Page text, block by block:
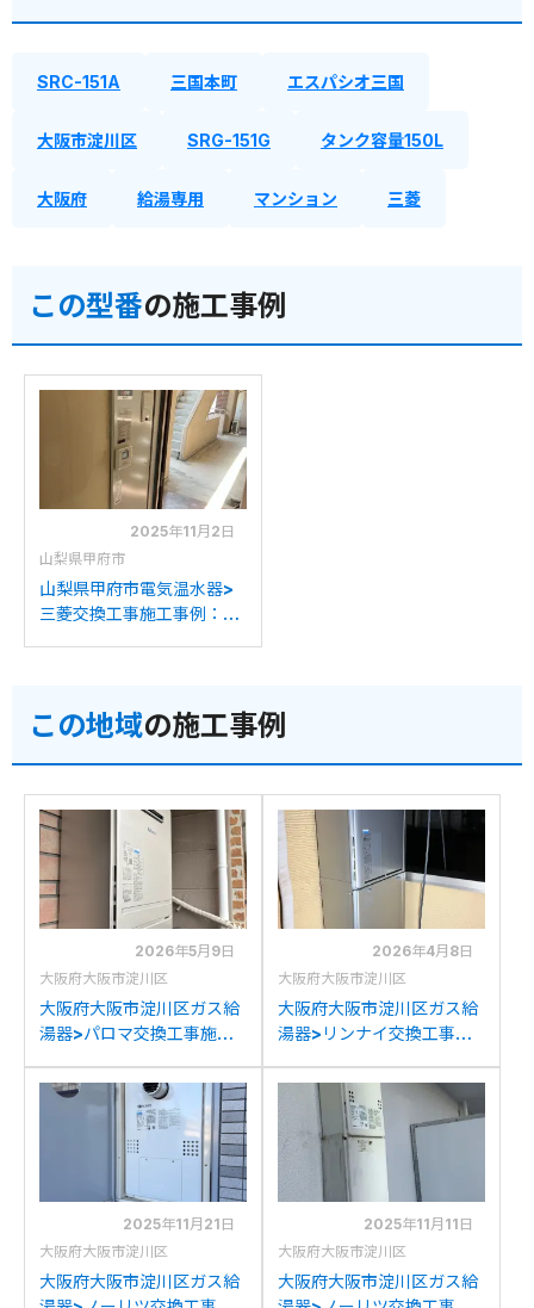
SRC-151A 三国本町 エスパシオ三国
大阪市淀川区 SRG-151G タンク容量150L
大阪府 給湯専用 マンション 三菱
この型番の施工事例
2025年11月2日
山梨県甲府市
山梨県甲府市電気温水器>
三菱交換工事施工事例：パ
この地域の施工事例
2026年5月9日
大阪府大阪市淀川区
大阪府大阪市淀川区ガス給
湯器>パロマ交換工事施工
244AWからパロマFH-
2423SAW-1への交換
2026年4月8日
大阪府大阪市淀川区
大阪府大阪市淀川区ガス給
湯器>リンナイ交換工事施
2428SAWXからリンナイ
RUF-K2406SAW(A)への
2025年11月21日
大阪府大阪市淀川区
大阪府大阪市淀川区ガス給
2025年11月11日
大阪府大阪市淀川区
大阪府大阪市淀川区ガス給